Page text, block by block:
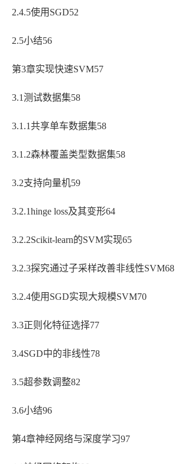
2.4.5使用SGD52
2.5小结56
第3章实现快速SVM57
3.1测试数据集58
3.1.1共享单车数据集58
3.1.2森林覆盖类型数据集58
3.2支持向量机59
3.2.1hinge loss及其变形64
3.2.2Scikit-learn的SVM实现65
3.2.3探究通过子采样改善非线性SVM68
3.2.4使用SGD实现大规模SVM70
3.3正则化特征选择77
3.4SGD中的非线性78
3.5超参数调整82
3.6小结96
第4章神经网络与深度学习97